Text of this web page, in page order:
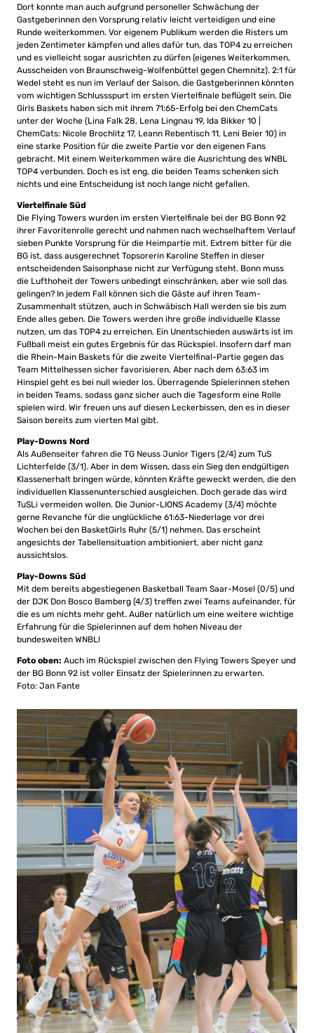
Dort konnte man auch aufgrund personeller Schwächung der
Gastgeberinnen den Vorsprung relativ leicht verteidigen und eine
Runde weiterkommen. Vor eigenem Publikum werden die Risters um
jeden Zentimeter kämpfen und alles dafür tun, das TOP4 zu erreichen
und es vielleicht sogar ausrichten zu dürfen (eigenes Weiterkommen,
Ausscheiden von Braunschweig-Wolfenbüttel gegen Chemnitz). 2:1 für
Wedel steht es nun im Verlauf der Saison, die Gastgeberinnen könnten
vom wichtigen Schlussspurt im ersten Viertelfinale beflügelt sein. Die
Girls Baskets haben sich mit ihrem 71:65-Erfolg bei den ChemCats
unter der Woche (Lina Falk 28, Lena Lingnau 19, Ida Bikker 10 |
ChemCats: Nicole Brochlitz 17, Leann Rebentisch 11, Leni Beier 10) in
eine starke Position für die zweite Partie vor den eigenen Fans
gebracht. Mit einem Weiterkommen wäre die Ausrichtung des WNBL
TOP4 verbunden. Doch es ist eng, die beiden Teams schenken sich
nichts und eine Entscheidung ist noch lange nicht gefallen.
Viertelfinale Süd
Die Flying Towers wurden im ersten Viertelfinale bei der BG Bonn 92
ihrer Favoritenrolle gerecht und nahmen nach wechselhaftem Verlauf
sieben Punkte Vorsprung für die Heimpartie mit. Extrem bitter für die
BG ist, dass ausgerechnet Topsorerin Karoline Steffen in dieser
entscheidenden Saisonphase nicht zur Verfügung steht. Bonn muss
die Lufthoheit der Towers unbedingt einschränken, aber wie soll das
gelingen? In jedem Fall können sich die Gäste auf ihren Team-
Zusammenhalt stützen, auch in Schwäbisch Hall werden sie bis zum
Ende alles geben. Die Towers werden ihre große individuelle Klasse
nutzen, um das TOP4 zu erreichen. Ein Unentschieden auswärts ist im
Fußball meist ein gutes Ergebnis für das Rückspiel. Insofern darf man
die Rhein-Main Baskets für die zweite Viertelfinal-Partie gegen das
Team Mittelhessen sicher favorisieren. Aber nach dem 63:63 im
Hinspiel geht es bei null wieder los. Überragende Spielerinnen stehen
in beiden Teams, sodass ganz sicher auch die Tagesform eine Rolle
spielen wird. Wir freuen uns auf diesen Leckerbissen, den es in dieser
Saison bereits zum vierten Mal gibt.
Play-Downs Nord
Als Außenseiter fahren die TG Neuss Junior Tigers (2/4) zum TuS
Lichterfelde (3/1). Aber in dem Wissen, dass ein Sieg den endgültigen
Klassenerhalt bringen würde, könnten Kräfte geweckt werden, die den
individuellen Klassenunterschied ausgleichen. Doch gerade das wird
TuSLi vermeiden wollen. Die Junior-LIONS Academy (3/4) möchte
gerne Revanche für die unglückliche 61:63-Niederlage vor drei
Wochen bei den BasketGirls Ruhr (5/1) nehmen. Das erscheint
angesichts der Tabellensituation ambitioniert, aber nicht ganz
aussichtslos.
Play-Downs Süd
Mit dem bereits abgestiegenen Basketball Team Saar-Mosel (0/5) und
der DJK Don Bosco Bamberg (4/3) treffen zwei Teams aufeinander, für
die es um nichts mehr geht. Außer natürlich um eine weitere wichtige
Erfahrung für die Spielerinnen auf dem hohen Niveau der
bundesweiten WNBL!
Foto oben: Auch im Rückspiel zwischen den Flying Towers Speyer und
der BG Bonn 92 ist voller Einsatz der Spielerinnen zu erwarten.
Foto: Jan Fante